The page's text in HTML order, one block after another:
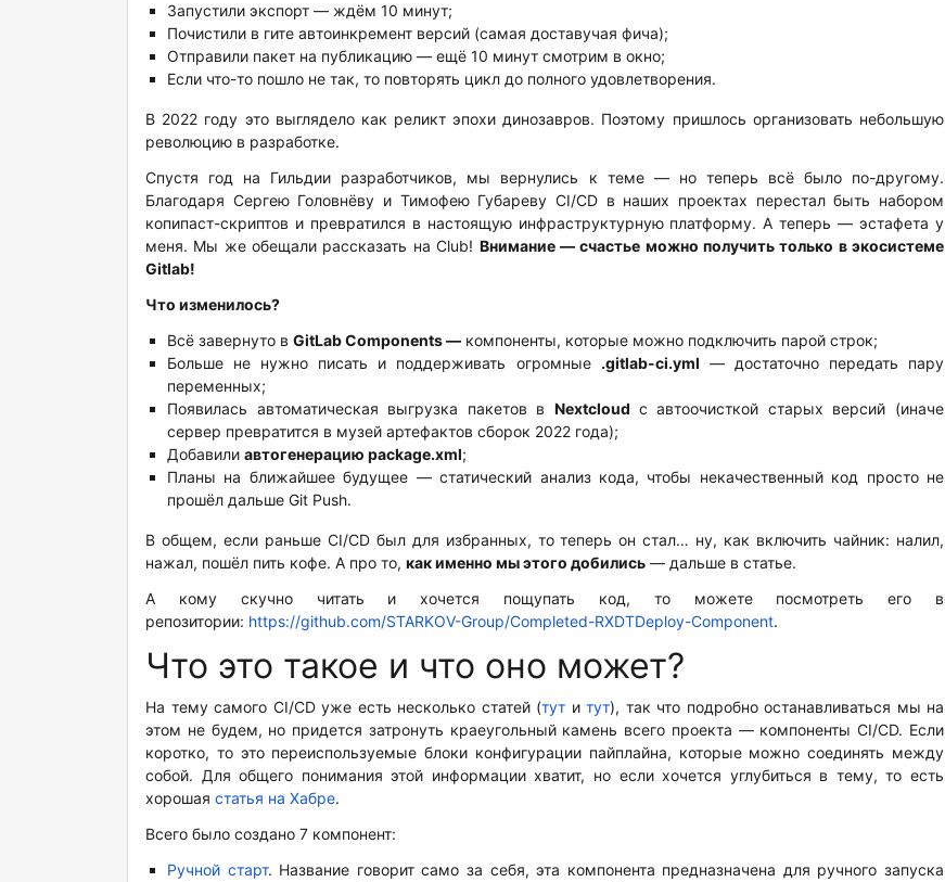
Запустили экспорт — ждём 10 минут;
Почистили в гите автоинкремент версий (самая доставучая фича);
Отправили пакет на публикацию — ещё 10 минут смотрим в окно;
Если что-то пошло не так, то повторять цикл до полного удовлетворения.
В 2022 году это выглядело как реликт эпохи динозавров. Поэтому пришлось организовать небольшую
революцию в разработке.
Спустя год на Гильдии разработчиков, мы вернулись к теме — но теперь всё было по-другому.
Благодаря Сергею Головнёву и Тимофею Губареву CI/CD в наших проектах перестал быть набором
копипаст-скриптов и превратился в настоящую инфраструктурную платформу. А теперь — эстафета у
меня. Мы же обещали рассказать на Club! Внимание — счастье можно получить только в экосистеме
Gitlab!
Что изменилось?
Всё завернуто в GitLab Components — компоненты, которые можно подключить парой строк;
Больше не нужно писать и поддерживать огромные .gitlab-ci.yml — достаточно передать пару
переменных;
Появилась автоматическая выгрузка пакетов в Nextcloud с автоочисткой старых версий (иначе
сервер превратится в музей артефактов сборок 2022 года);
Добавили автогенерацию package.xml;
Планы на ближайшее будущее — статический анализ кода, чтобы некачественный код просто не
прошёл дальше Git Push.
В общем, если раньше CI/CD был для избранных, то теперь он стал… ну, как включить чайник: налил,
нажал, пошёл пить кофе. А про то, как именно мы этого добились — дальше в статье.
А кому скучно читать и хочется пощупать код, то можете посмотреть его в
репозитории: https://github.com/STARKOV-Group/Completed-RXDTDeploy-Component.
Что это такое и что оно может?
На тему самого CI/CD уже есть несколько статей (тут и тут), так что подробно останавливаться мы на
этом не будем, но придется затронуть краеугольный камень всего проекта — компоненты CI/CD. Если
коротко, то это переиспользуемые блоки конфигурации пайплайна, которые можно соединять между
собой. Для общего понимания этой информации хватит, но если хочется углубиться в тему, то есть
хорошая статья на Хабре.
Всего было создано 7 компонент:
Ручной старт. Название говорит само за себя, эта компонента предназначена для ручного запуска